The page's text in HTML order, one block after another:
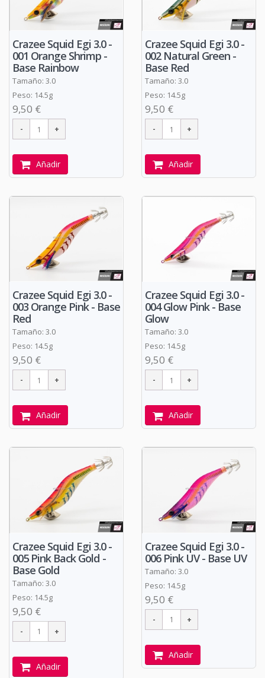
Crazee Squid Egi 3.0 -
001 Orange Shrimp -
Base Rainbow
Tamaño: 3.0
Peso: 14.5g
9,50 €
Añadir
Crazee Squid Egi 3.0 -
002 Natural Green -
Base Red
Tamaño: 3.0
Peso: 14.5g
9,50 €
Añadir
Crazee Squid Egi 3.0 -
003 Orange Pink - Base
Red
Tamaño: 3.0
Peso: 14.5g
9,50 €
Añadir
Crazee Squid Egi 3.0 -
004 Glow Pink - Base
Glow
Tamaño: 3.0
Peso: 14.5g
9,50 €
Añadir
Crazee Squid Egi 3.0 -
005 Pink Back Gold -
Base Gold
Tamaño: 3.0
Peso: 14.5g
9,50 €
Añadir
Crazee Squid Egi 3.0 -
006 Pink UV - Base UV
Tamaño: 3.0
Peso: 14.5g
9,50 €
Añadir